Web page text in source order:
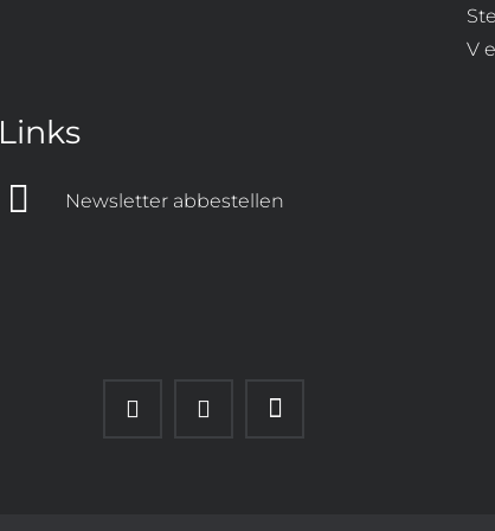
Links
Newsletter abbestellen